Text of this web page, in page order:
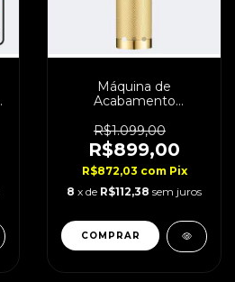
Máquina de
Acabamento
All Metal Bivolt
R$1.099,00
R$899,00
R$872,03 com Pix
8 x de R$112,38 sem juros